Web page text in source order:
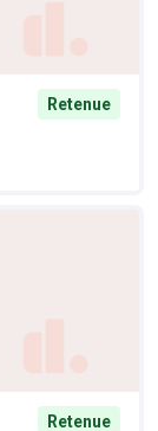
Retenue
Retenue